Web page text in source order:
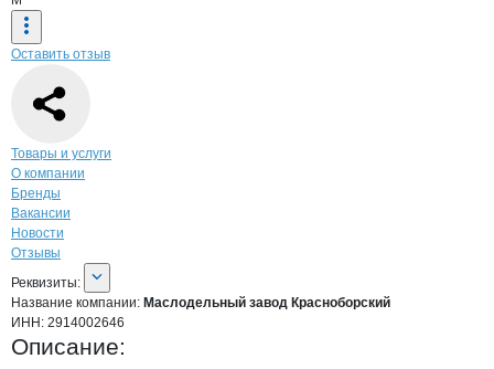
Оставить отзыв
Навигация по странице
Товары и услуги
О компании
Бренды
Вакансии
Новости
Отзывы
О компании
Реквизиты
Реквизиты:
Название компании: Маслодельный завод Красноборский
ИНН: 2914002646
Описание: